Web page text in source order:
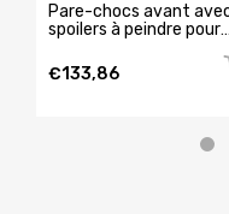
Pare-chocs avant
spoilers à peindre pour
2016, Neuf
€133,86